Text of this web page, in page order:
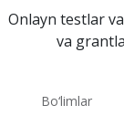
Onlayn testlar
va
Bo‘limlar